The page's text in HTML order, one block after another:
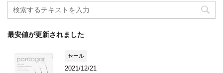
最安値が更新されました
セール
2021/12/21